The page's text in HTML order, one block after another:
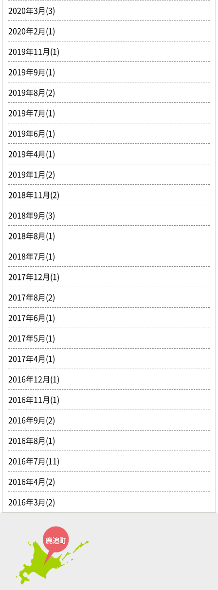
2020年3月(3)
2020年2月(1)
2019年11月(1)
2019年9月(1)
2019年8月(2)
2019年7月(1)
2019年6月(1)
2019年4月(1)
2019年1月(2)
2018年11月(2)
2018年9月(3)
2018年8月(1)
2018年7月(1)
2017年12月(1)
2017年8月(2)
2017年6月(1)
2017年5月(1)
2017年4月(1)
2016年12月(1)
2016年11月(1)
2016年9月(2)
2016年8月(1)
2016年7月(11)
2016年4月(2)
2016年3月(2)